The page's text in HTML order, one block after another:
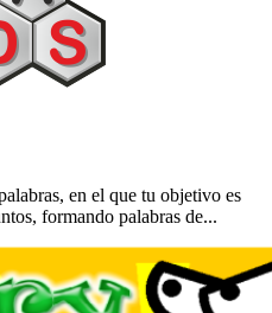
en el que tu objetivo es
formando palabras de...